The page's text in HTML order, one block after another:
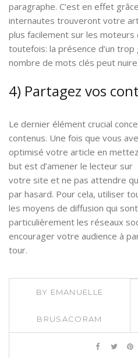
paragraphe. C’est en effet
internautes trouveront votre
plus facilement sur les
toutefois: la présence d’un trop
nombre de mots clés peut
4) Partagez vos
Le dernier élément crucial
contenus. Une fois que vous
optimisé votre article en
but est d’amener le lecteur sur
votre site et ne pas attendre
par hasard. Pour cela, utiliser
les moyens de diffusion qui
particulièrement les réseaux
encourager votre audience à
tour.
BY EMANUELLE
BRUSACORAM